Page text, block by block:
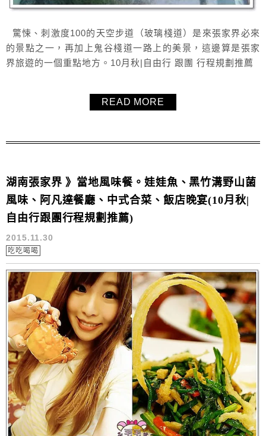
驚悚、刺激度100的天空步道（玻璃棧道）是來張家界必來
的景點之一，再加上鬼谷棧道一路上的美景，這邊算是張家
界旅遊的一個重點地方。10月秋|自由行 跟團 行程規劃推薦
READ MORE
湖南張家界 》當地風味餐。娃娃魚、黑竹溝野山菌
風味、阿凡達餐廳、中式合菜、飯店晚宴(10月秋|
自由行跟團行程規劃推薦)
2015.11.30
吃吃喝喝